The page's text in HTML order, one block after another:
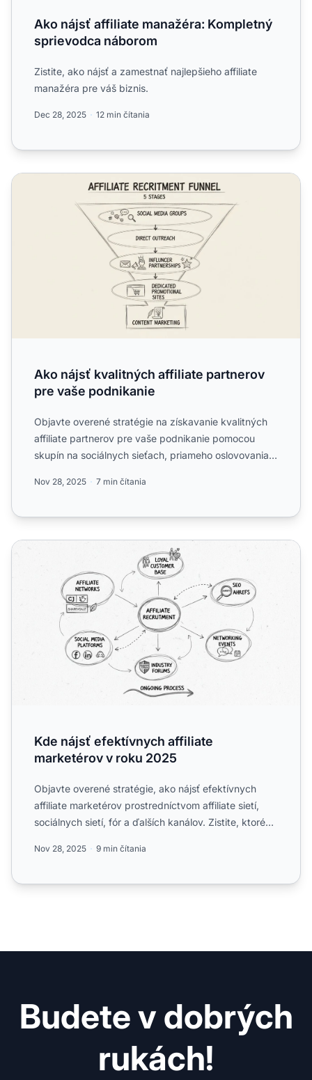
Ako nájsť affiliate manažéra: Kompletný
sprievodca náborom
Zistite, ako nájsť a zamestnať najlepšieho affiliate
manažéra pre váš biznis.
Dec 28, 2025 12 min čítania
Ako nájsť kvalitných affiliate partnerov pre vaše
Ako nájsť kvalitných affiliate partnerov
pre vaše podnikanie
Objavte overené stratégie na získavanie kvalitných
affiliate partnerov pre vaše podnikanie pomocou
skupín na sociálnych sieťach, priameho oslovovania,
Nov 28, 2025 7 min čítania
Kde nájsť efektívnych affiliate marketérov v roku 2025
Kde nájsť efektívnych affiliate
marketérov v roku 2025
Objavte overené stratégie, ako nájsť efektívnych
affiliate marketérov prostredníctvom affiliate sietí,
sociálnych sietí, fór a ďalších kanálov. Zistite, ktoré
Nov 28, 2025 9 min čítania
Budete v dobrých
rukách!